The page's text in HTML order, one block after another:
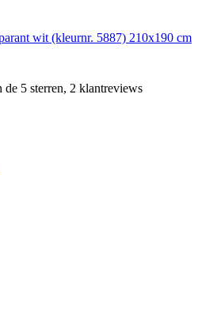
wit (kleurnr. 5887) 210x190 cm
de 5 sterren, 2 klantreviews